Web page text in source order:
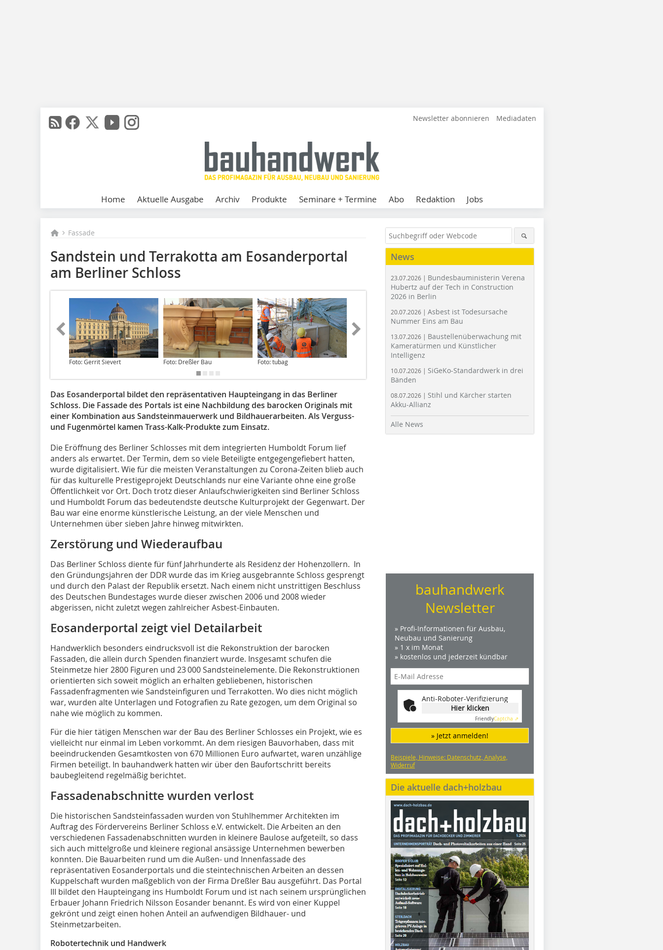
Newsletter abonnieren Mediadaten
Home Aktuelle Ausgabe Archiv Produkte Seminare + Termine Abo Redaktion Jobs
Fassade
Sandstein und Terrakotta am Eosanderportal
am Berliner Schloss
Foto: Gerrit Sievert Foto: Dreßler Bau Foto: tubag
Das Eosanderportal bildet den repräsentativen Haupteingang in das Berliner
Schloss. Die Fassade des Portals ist eine Nachbildung des barocken Originals mit
einer Kombination aus Sandsteinmauerwerk und Bildhauerarbeiten. Als Verguss-
und Fugenmörtel kamen Trass-Kalk-Produkte zum Einsatz.
Die Eröffnung des Berliner Schlosses mit dem integrierten Humboldt Forum lief
anders als erwartet. Der Termin, dem so viele Beteiligte entgegengefiebert hatten,
wurde digitalisiert. Wie für die meisten Veranstaltungen zu Corona-Zeiten blieb auch
für das kulturelle Prestigeprojekt Deutschlands nur eine Variante ohne eine große
Öffentlichkeit vor Ort. Doch trotz dieser Anlaufschwierigkeiten sind Berliner Schloss
und Humboldt Forum das bedeutendste deutsche Kulturprojekt der Gegenwart. Der
Bau war eine enorme künstlerische Leistung, an der viele Menschen und
Unternehmen über sieben Jahre hinweg mitwirkten.
Zerstörung und Wiederaufbau
Das Berliner Schloss diente für fünf Jahrhunderte als Residenz der Hohenzollern. In
den Gründungsjahren der DDR wurde das im Krieg ausgebrannte Schloss gesprengt
und durch den Palast der Republik ersetzt. Nach einem nicht unstrittigen Beschluss
des Deutschen Bundestages wurde dieser zwischen 2006 und 2008 wieder
abgerissen, nicht zuletzt wegen zahlreicher Asbest-Einbauten.
Eosanderportal zeigt viel Detailarbeit
Handwerklich besonders eindrucksvoll ist die Rekonstruktion der barocken
Fassaden, die allein durch Spenden finanziert wurde. Insgesamt schufen die
Steinmetze hier 2800 Figuren und 23 000 Sandsteinelemente. Die Rekonstruktionen
orientierten sich soweit möglich an erhalten gebliebenen, historischen
Fassadenfragmenten wie Sandsteinfiguren und Terrakotten. Wo dies nicht möglich
war, wurden alte Unterlagen und Fotografien zu Rate gezogen, um dem Original so
nahe wie möglich zu kommen.
Für die hier tätigen Menschen war der Bau des Berliner Schlosses ein Projekt, wie es
vielleicht nur einmal im Leben vorkommt. An dem riesigen Bauvorhaben, dass mit
beeindruckenden Gesamtkosten von 670 Millionen Euro aufwartet, waren unzählige
Firmen beteiligt. In bauhandwerk hatten wir über den Baufortschritt bereits
baubegleitend regelmäßig berichtet.
Fassadenabschnitte wurden verlost
Die historischen Sandsteinfassaden wurden von Stuhlhemmer Architekten im
Auftrag des Fördervereins Berliner Schloss e.V. entwickelt. Die Arbeiten an den
verschiedenen Fassadenabschnitten wurden in kleinere Baulose aufgeteilt, so dass
sich auch mittelgroße und kleinere regional ansässige Unternehmen bewerben
konnten. Die Bauarbeiten rund um die Außen- und Innenfassade des
repräsentativen Eosanderportals und die steintechnischen Arbeiten an dessen
Kuppelschaft wurden maßgeblich von der Firma Dreßler Bau ausgeführt. Das Portal
III bildet den Haupteingang ins Humboldt Forum und ist nach seinem ursprünglichen
Erbauer Johann Friedrich Nilsson Eosander benannt. Es wird von einer Kuppel
gekrönt und zeigt einen hohen Anteil an aufwendigen Bildhauer- und
Steinmetzarbeiten.
Robotertechnik und Handwerk
News
23.07.2026 | Bundesbauministerin Verena
Hubertz auf der Tech in Construction
2026 in Berlin
20.07.2026 | Asbest ist Todesursache
Nummer Eins am Bau
13.07.2026 | Baustellenüberwachung mit
Kameratürmen und Künstlicher
Intelligenz
10.07.2026 | SiGeKo-Standardwerk in drei
Bänden
08.07.2026 | Stihl und Kärcher starten
Akku-Allianz
Alle News
bauhandwerk
Newsletter
» Profi-Informationen für Ausbau,
Neubau und Sanierung
» 1 x im Monat
» kostenlos und jederzeit kündbar
Anti-Roboter-Verifizierung
Hier klicken
FriendlyCaptcha ⇗
» Jetzt anmelden!
Beispiele, Hinweise: Datenschutz, Analyse,
Widerruf
Die aktuelle dach+holzbau